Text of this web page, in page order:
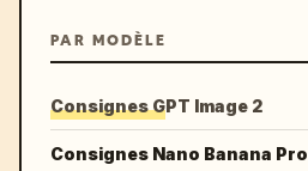
PAR MODÈLE
Consignes GPT Image 2
Consignes Nano Banana Pro